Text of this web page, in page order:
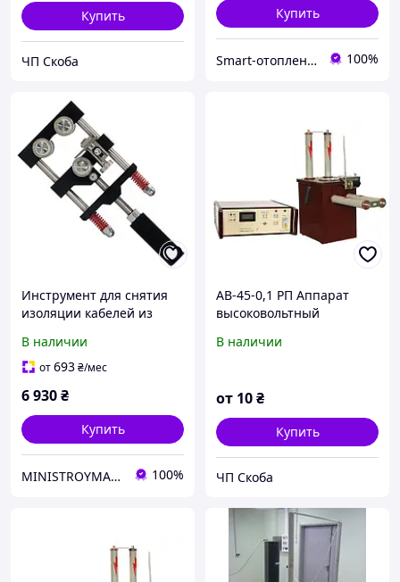
Купить
ЧП Скоба
Купить
Smart-отопление "iHeat" 100%
Инструмент для снятия
изоляции кабелей из
полупроводникового
экрана ø22-45мм
В наличии
от693₴/мес
6 930₴
Купить
MINISTROYMARKET 100%
АВ-45-0,1 РП Аппарат
высоковольтный
В наличии
от 10₴
Купить
ЧП Скоба